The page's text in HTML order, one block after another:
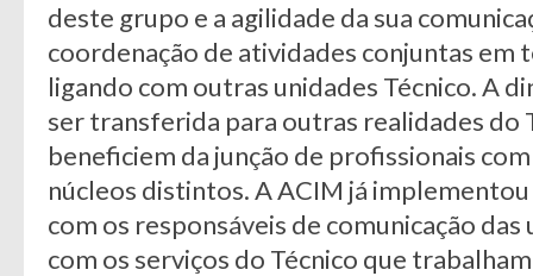
deste grupo e a agilidade da sua
coordenação de atividades conjuntas em
ligando com outras unidades Técnico. A
ser transferida para outras realidades do
beneficiem da junção de profissionais
núcleos distintos. A ACIM já
com os responsáveis de comunicação
com os serviços do Técnico que